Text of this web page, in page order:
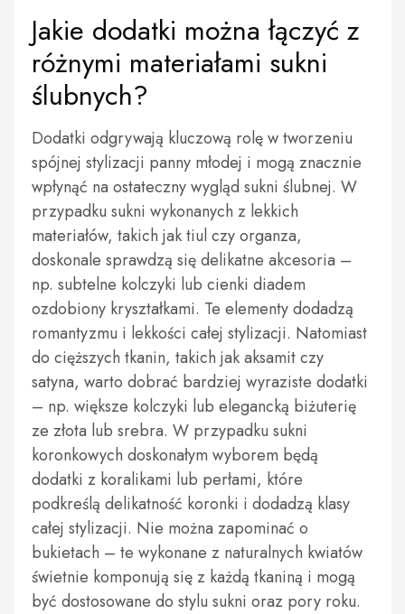
Jakie dodatki można łączyć z
różnymi materiałami sukni
ślubnych?
Dodatki odgrywają kluczową rolę w tworzeniu
spójnej stylizacji panny młodej i mogą znacznie
wpłynąć na ostateczny wygląd sukni ślubnej. W
przypadku sukni wykonanych z lekkich
materiałów, takich jak tiul czy organza,
doskonale sprawdzą się delikatne akcesoria –
np. subtelne kolczyki lub cienki diadem
ozdobiony kryształkami. Te elementy dodadzą
romantyzmu i lekkości całej stylizacji. Natomiast
do cięższych tkanin, takich jak aksamit czy
satyna, warto dobrać bardziej wyraziste dodatki
– np. większe kolczyki lub elegancką biżuterię
ze złota lub srebra. W przypadku sukni
koronkowych doskonałym wyborem będą
dodatki z koralikami lub perłami, które
podkreślą delikatność koronki i dodadzą klasy
całej stylizacji. Nie można zapominać o
bukietach – te wykonane z naturalnych kwiatów
świetnie komponują się z każdą tkaniną i mogą
być dostosowane do stylu sukni oraz pory roku.